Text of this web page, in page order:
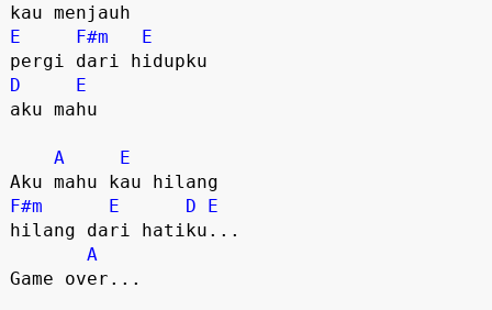
E
F#m
E
D
E
aku mahu
A
E
F#m
E D
E
hilang dari hatiku...
A
Game over...